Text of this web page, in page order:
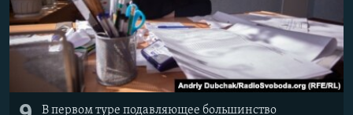
В первом туре подавляющее большинство